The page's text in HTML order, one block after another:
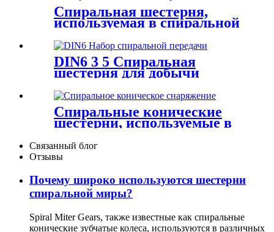
Спиральная шестерня,
используемая в спиральной
коробке передач
DIN6 3 5 Спиральная
шестерня для добычи
Спиральные конические
шестерни, используемые в
деталях передачи коробки
передач
Связанный блог
Отзывы
Почему широко используются шестерни
спиральной миры?
Spiral Miter Gears, также известные как спиральные
конические зубчатые колеса, используются в различных